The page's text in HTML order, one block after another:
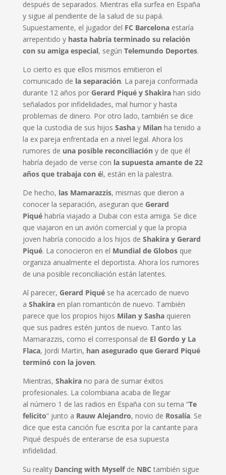
después de separados. Mientras ella surfea en España
y sigue al pendiente de la salud de su papá.
Supuestamente, el jugador del FC Barcelona estaría
arrepentido y hasta habría terminado su relación
con su amiga especial, según Telemundo Deportes.
Lo cierto es que ellos mismos emitieron el
comunicado de la separación. La pareja conformada
durante 12 años por Gerard Piqué y Shakira han sido
señalados por infidelidades, mal humor y hasta
problemas de dinero. Por otro lado, también se dice
que la custodia de sus hijos Sasha y Milan ha tenido a
la ex pareja enfrentada en a nivel legal. Ahora los
rumores de una posible reconciliación y de que él
habría dejado de verse con la supuesta amante de 22
años que trabaja con él, están en la palestra.
De hecho, las Mamarazzis, mismas que dieron a
conocer la separación, aseguran que Gerard
Piqué habría viajado a Dubai con esta amiga. Se dice
que viajaron en un avión comercial y que la propia
joven habría conocido a los hijos de Shakira y Gerard
Piqué. La conocieron en el Mundial de Globos que
organiza anualmente el deportista. Ahora los rumores
de una posible reconciliación están latentes.
Al parecer, Gerard Piquése ha acercado de nuevo
a Shakiraen plan romanticón de nuevo. También
parece que los propios hijos Milan y Sashaquieren
que sus padres estén juntos de nuevo. Tanto las
Mamarazzis, como el corresponsal de El Gordo y La
Flaca, Jordi Martin, han asegurado que Gerard Piqué
terminó con la joven.
Mientras, Shakirano para de sumar éxitos
profesionales. La colombiana acaba de llegar
al número 1 de las radios en España con su tema “Te
felicito” junto a Rauw Alejandro, novio de Rosalía. Se
dice que esta canción fue escrita por la cantante para
Piqué después de enterarse de esa supuesta
infidelidad.
Su reality Dancing with Myselfde NBC también sigue